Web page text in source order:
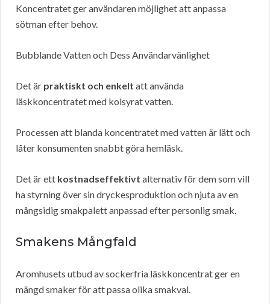
Koncentratet ger användaren möjlighet att anpassa
sötman efter behov.
Bubblande Vatten och Dess Användarvänlighet
Det är praktiskt och enkelt att använda
läskkoncentratet med kolsyrat vatten.
Processen att blanda koncentratet med vatten är lätt och
låter konsumenten snabbt göra hemläsk.
Det är ett kostnadseffektivt alternativ för dem som vill
ha styrning över sin dryckesproduktion och njuta av en
mångsidig smakpalett anpassad efter personlig smak.
Smakens Mångfald
Aromhusets utbud av sockerfria läskkoncentrat ger en
mängd smaker för att passa olika smakval.